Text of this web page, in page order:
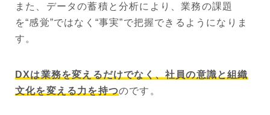
また、データの蓄積と分析により、業務の課題
を“感覚”ではなく“事実”で把握できるようになりま
す。
DXは業務を変えるだけでなく、社員の意識と組織
文化を変える力を持つのです。